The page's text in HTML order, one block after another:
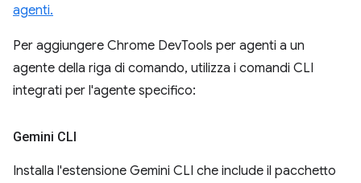
agenti.
Per aggiungere Chrome DevTools per agenti a un
agente della riga di comando, utilizza i comandi CLI
integrati per l'agente specifico:
Gemini CLI
Installa l'estensione Gemini CLI che include il pacchetto